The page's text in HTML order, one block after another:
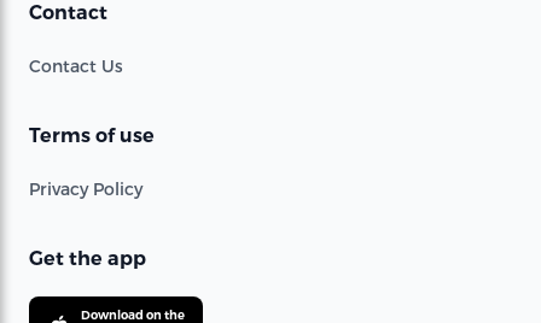
Contact
Contact Us
Terms of use
Privacy Policy
Get the app
Download on the